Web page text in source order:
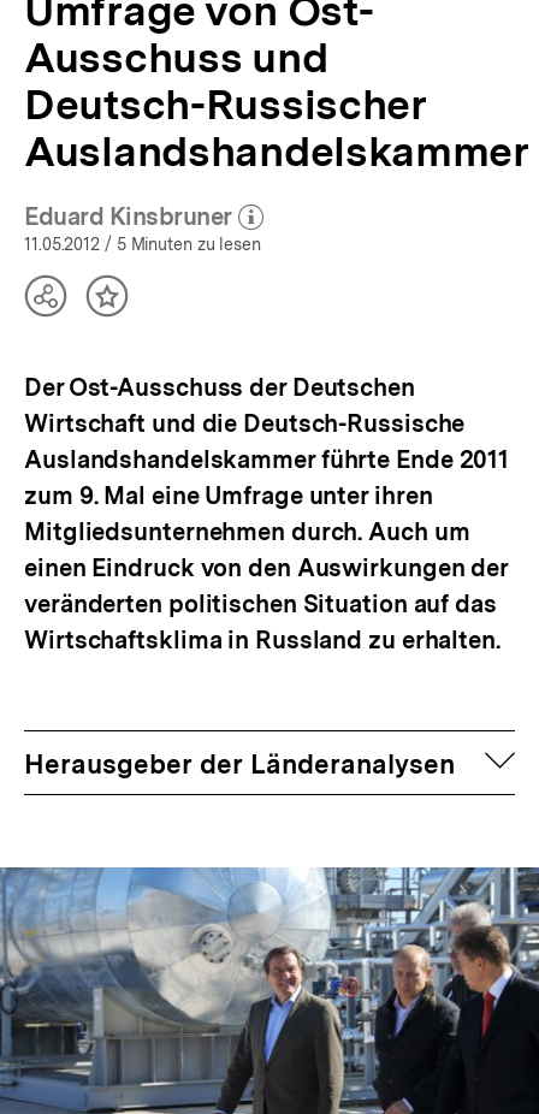
bpb.de
Umfrage von Ost-
Ausschuss und
Deutsch-Russischer
Auslandshandelskammer
Eduard Kinsbruner
(Mehr zum Autor)
öffnen
11.05.2012 / 5 Minuten zu lesen
TeilenInhalt
Der Ost-Ausschuss der Deutschen
Wirtschaft und die Deutsch-Russische
Auslandshandelskammer führte Ende 2011
zum 9. Mal eine Umfrage unter ihren
Mitgliedsunternehmen durch. Auch um
einen Eindruck von den Auswirkungen der
veränderten politischen Situation auf das
Wirtschaftsklima in Russland zu erhalten.
Herausgeber der Länderanalysen